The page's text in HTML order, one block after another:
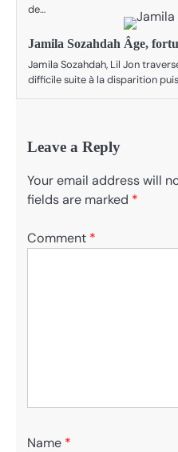
de…
Jamila Sozahdah Âge,
Jamila Sozahdah, Lil Jon
difficile suite à la disparition
Leave a Reply
Your email address will
fields are marked *
Comment *
Name *